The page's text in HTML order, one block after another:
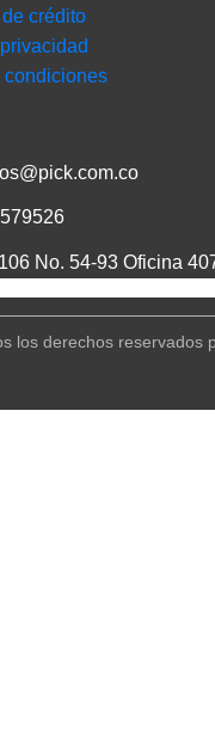
crédito
condiciones
No. 54-93 Oficina
los derechos reservados